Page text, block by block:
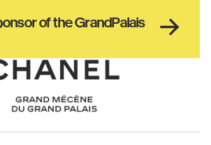
of the GrandPalais